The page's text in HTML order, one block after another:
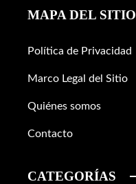
MAPA DEL SITIO
Política de Privacidad
Marco Legal del Sitio
Quiénes somos
Contacto
CATEGORÍAS